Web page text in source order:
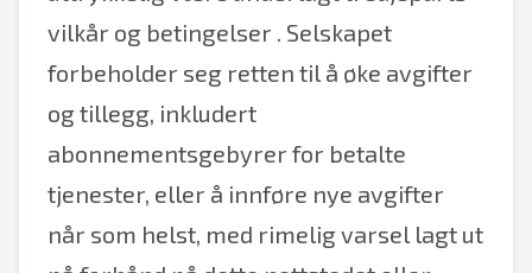
vilkår og betingelser . Selskapet
forbeholder seg retten til å øke avgifter
og tillegg, inkludert
abonnementsgebyrer for betalte
tjenester, eller å innføre nye avgifter
når som helst, med rimelig varsel lagt ut